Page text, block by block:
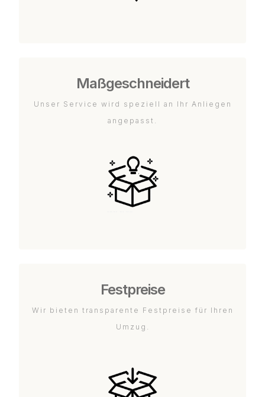
Maßgeschneidert
Unser Service wird speziell an Ihr Anliegen
angepasst.
Festpreise
Wir bieten transparente Festpreise für Ihren
Umzug.